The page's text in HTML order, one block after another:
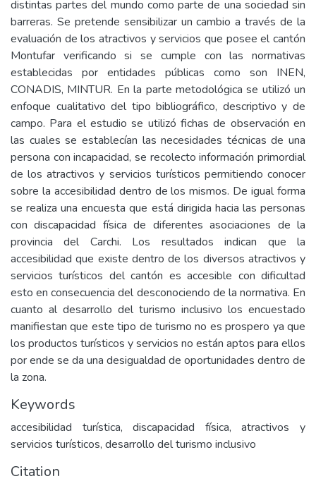
distintas partes del mundo como parte de una sociedad sin
barreras. Se pretende sensibilizar un cambio a través de la
evaluación de los atractivos y servicios que posee el cantón
Montufar verificando si se cumple con las normativas
establecidas por entidades públicas como son INEN,
CONADIS, MINTUR. En la parte metodológica se utilizó un
enfoque cualitativo del tipo bibliográfico, descriptivo y de
campo. Para el estudio se utilizó fichas de observación en
las cuales se establecían las necesidades técnicas de una
persona con incapacidad, se recolecto información primordial
de los atractivos y servicios turísticos permitiendo conocer
sobre la accesibilidad dentro de los mismos. De igual forma
se realiza una encuesta que está dirigida hacia las personas
con discapacidad física de diferentes asociaciones de la
provincia del Carchi. Los resultados indican que la
accesibilidad que existe dentro de los diversos atractivos y
servicios turísticos del cantón es accesible con dificultad
esto en consecuencia del desconociendo de la normativa. En
cuanto al desarrollo del turismo inclusivo los encuestado
manifiestan que este tipo de turismo no es prospero ya que
los productos turísticos y servicios no están aptos para ellos
por ende se da una desigualdad de oportunidades dentro de
la zona.
Keywords
accesibilidad turística, discapacidad física, atractivos y
servicios turísticos, desarrollo del turismo inclusivo
Citation